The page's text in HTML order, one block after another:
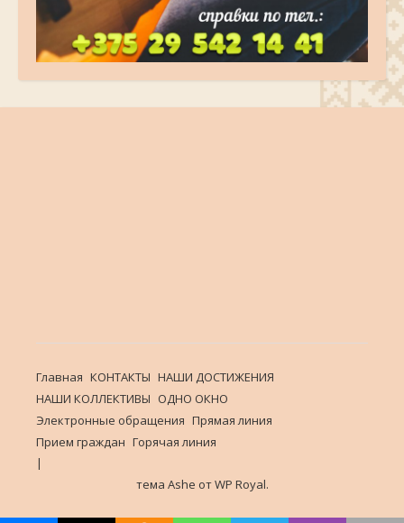
Главная КОНТАКТЫ НАШИ ДОСТИЖЕНИЯ
НАШИ КОЛЛЕКТИВЫ ОДНО ОКНО
Электронные обращения Прямая линия
Прием граждан Горячая линия
тема Ashe отWP Royal.